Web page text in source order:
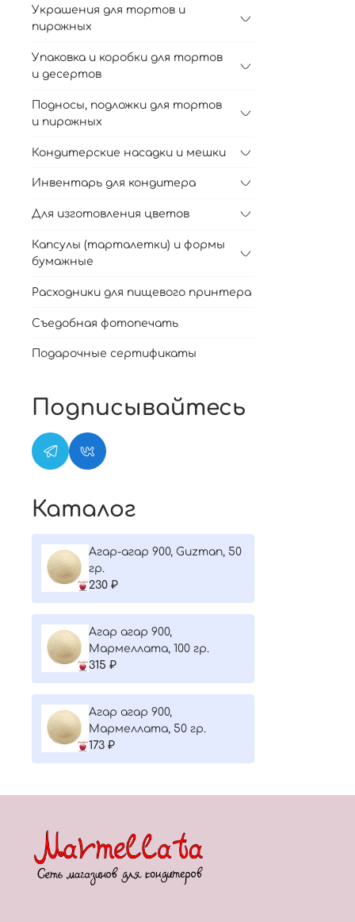
Украшения для тортов и
пирожных
Упаковка и коробки для тортов
и десертов
Подносы, подложки для тортов
и пирожных
Кондитерские насадки и мешки
Инвентарь для кондитера
Для изготовления цветов
Капсулы (тарталетки) и формы
бумажные
Расходники для пищевого принтера
Съедобная фотопечать
Подарочные сертификаты
Подписывайтесь
Каталог
Агар-агар 900, Guzman, 50
гр.
230 ₽
Агар агар 900,
Мармеллата, 100 гр.
315 ₽
Агар агар 900,
Мармеллата, 50 гр.
173 ₽